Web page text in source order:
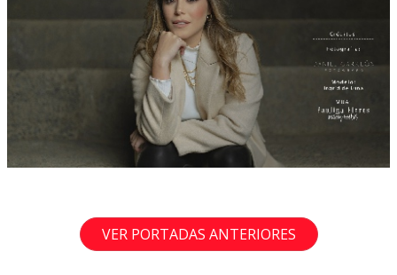
VER PORTADAS ANTERIORES